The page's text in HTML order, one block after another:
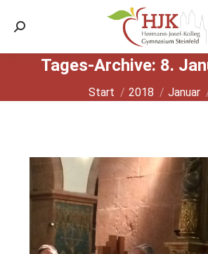
Search:
Tages-Archive: 8.
Sie befinden sich hier:
Start 2018 Januar